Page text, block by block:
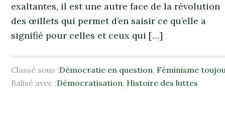
exaltantes, il est une autre face de la révolution
des œillets qui permet d’en saisir ce qu’elle a
signifié pour celles et ceux qui […]
Classé sous :Démocratie en question, Féminisme
Balisé avec :Démocratisation, Histoire des luttes